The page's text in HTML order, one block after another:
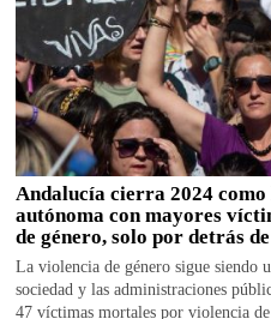
Andalucía cierra 2024 como
autónoma con mayores
de género, solo por detrás
La violencia de género sigue siendo
sociedad y las administraciones
47 víctimas mortales por violencia